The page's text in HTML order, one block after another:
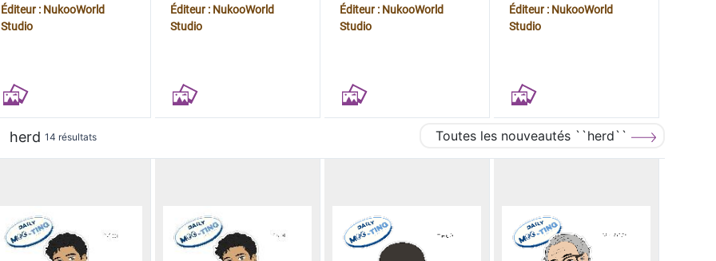
Éditeur : NukooWorld
Studio
Éditeur : NukooWorld
Studio
Éditeur : NukooWorld
Studio
Éditeur : NukooWorld
Studio
herd 14 résultats Toutes les nouveautés ``herd``